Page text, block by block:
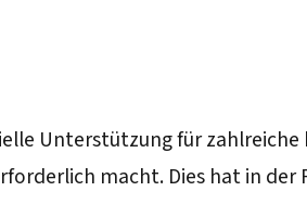
Unterstützung für
macht. Dies hat in der